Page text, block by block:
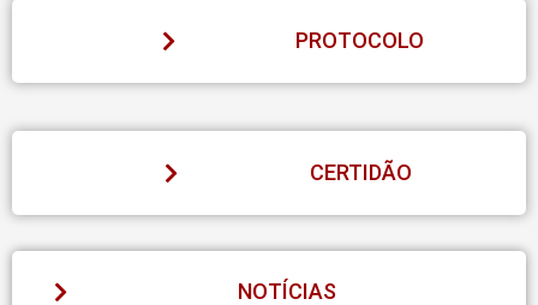
PROTOCOLO
CERTIDÃO
NOTÍCIAS